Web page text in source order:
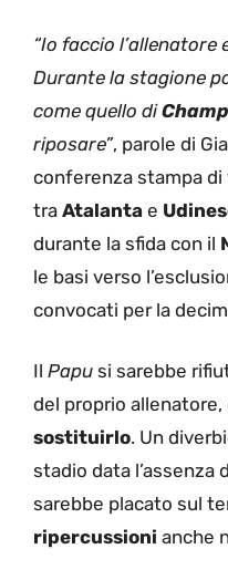
“Io faccio
Durante la stagione
come quello di
riposare”, parole di
conferenza stampa
tra Atalanta e
durante la sfida con il
le basi verso
convocati per la
Il Papu si sarebbe
del proprio
sostituirlo. Un
stadio data l’assenza
sarebbe placato sul
ripercussioni anche